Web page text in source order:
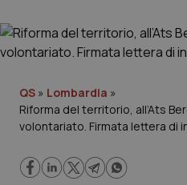
Governo e Parlamento
Regioni e Asl
QS » Lombardia »
Riforma del territorio, all’Ats
volontariato. Firmata lettera di